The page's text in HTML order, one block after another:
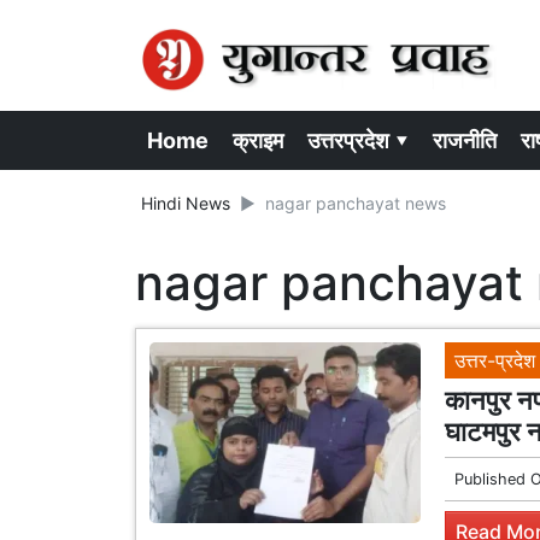
Home क्राइम उत्तरप्रदेश ▾ राजनीति
Hindi News nagar panchayat news
nagar panchayat
उत्तर-प्रदेश
कानपुर
घाटमपुर
Published
Read